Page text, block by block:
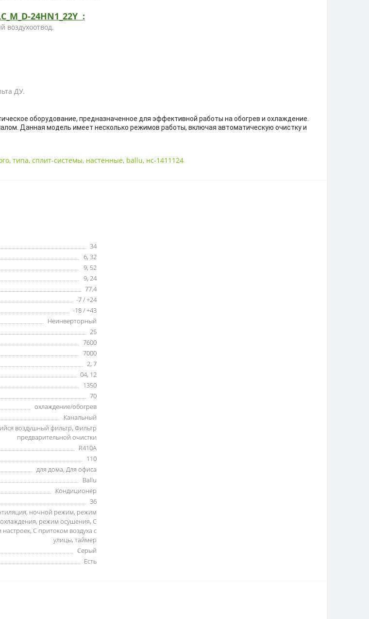
24HN1_22Y :
воздухоотвод.
ДУ.
оборудование, предназначенное для эффективной работы на обогрев и охлаждение.
Данная модель имеет несколько режимов работы, включая автоматическую очистку и
, типа, сплит-системы, настенные, ballu, нс-1411124
34
6, 32
9, 52
9, 24
77.4
-7 / +24
-18 / +43
Неинверторный
25
7600
7000
2, 7
04, 12
1350
70
охлаждение/обогрев
Канальный
воздушный фильтр, Фильтр
предварительной очистки
R410A
110
для дома, Для офиса
Ballu
Кондиционер
36
, ночной режим, режим
, режим осушения, С
, С притоком воздуха с
улицы, таймер
Серый
Есть